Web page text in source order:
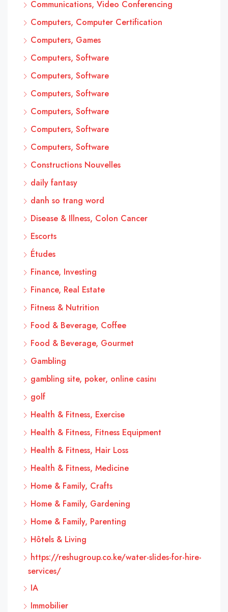
Communications, Video Conferencing
Computers, Computer Certification
Computers, Games
Computers, Software
Computers, Software
Computers, Software
Computers, Software
Computers, Software
Computers, Software
Constructions Nouvelles
daily fantasy
danh so trang word
Disease & Illness, Colon Cancer
Escorts
Études
Finance, Investing
Finance, Real Estate
Fitness & Nutrition
Food & Beverage, Coffee
Food & Beverage, Gourmet
Gambling
gambling site, poker, online casinı
golf
Health & Fitness, Exercise
Health & Fitness, Fitness Equipment
Health & Fitness, Hair Loss
Health & Fitness, Medicine
Home & Family, Crafts
Home & Family, Gardening
Home & Family, Parenting
Hôtels & Living
https://reshugroup.co.ke/water-slides-for-hire-
services/
IA
Immobilier